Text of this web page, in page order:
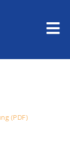
(PDF)